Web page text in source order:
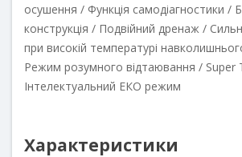
осушення / Функція самодіагностики /
конструкція / Подвійний дренаж /
при високій температурі
Режим розумного відтаювання / Super
Інтелектуальний ЕКО режим
Характеристики